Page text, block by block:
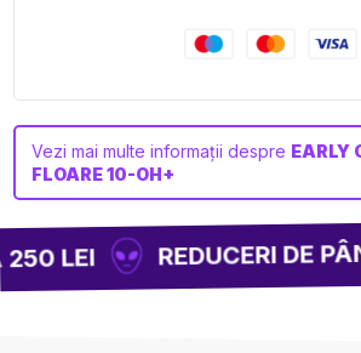
Vezi mai multe informații despre EARLY
FLOARE 10-OH+
LEI REDUCERI DE